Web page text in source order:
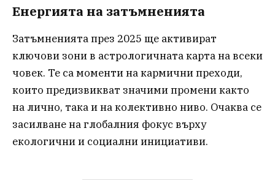
Енергията на затъмненията
Затъмненията през 2025 ще активират
ключови зони в астрологичната карта на всеки
човек. Те са моменти на кармични преходи,
които предизвикват значими промени както
на лично, така и на колективно ниво. Очаква се
засилване на глобалния фокус върху
екологични и социални инициативи.